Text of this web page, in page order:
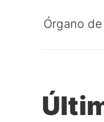
Órgano